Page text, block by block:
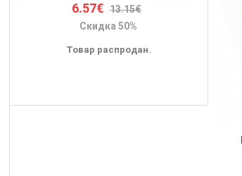
6.57€ 13.15€
Скидка 50%
Товар распродан.